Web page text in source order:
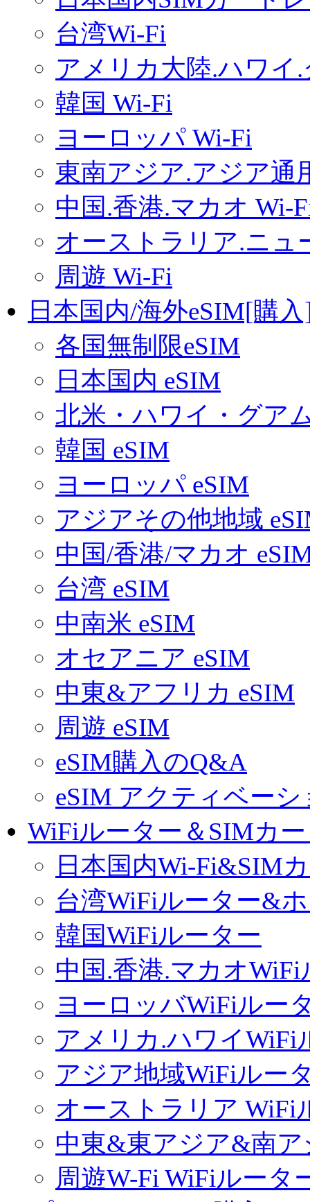
台湾Wi-Fi
アメリカ大陸.ハワイ
韓国 Wi-Fi
ヨーロッパ Wi-Fi
東南アジア.アジア通
中国.香港.マカオ Wi-
オーストラリア.ニュ
周遊 Wi-Fi
日本国内/海外eSIM[購
各国無制限eSIM
日本国内 eSIM
北米・ハワイ・グア
韓国 eSIM
ヨーロッパ eSIM
アジアその他地域
中国/香港/マカオ
台湾 eSIM
中南米 eSIM
オセアニア eSIM
中東&アフリカ eSIM
周遊 eSIM
eSIM購入のQ&A
eSIM アクティベー
WiFiルーター＆SIMカ
日本国内Wi-Fi&SIM
台湾WiFiルーター&
韓国WiFiルーター
中国.香港.マカオWiFi
ヨーロッバWiFiルー
アメリカ.ハワイWiFi
アジア地域WiFiルー
オーストラリア WiFi
中東&東アジア&南
周遊W-Fi WiFiルータ